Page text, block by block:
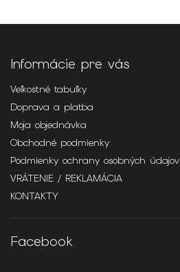
Informácie pre vás
Veľkostné tabuľky
Doprava a platba
Moja objednávka
Obchodné podmienky
Podmienky ochrany osobných údajov
VRÁTENIE / REKLAMÁCIA
KONTAKTY
Facebook